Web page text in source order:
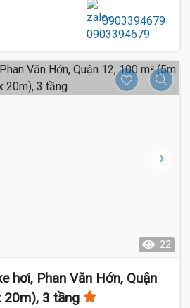
0903394679
22
hơi, Phan Văn Hớn, Quận
20m), 3 tầng